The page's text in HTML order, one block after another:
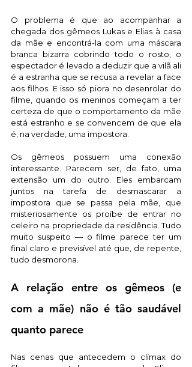
O problema é que ao acompanhar a
chegada dos gêmeos Lukas e Elias à casa
da mãe e encontrá-la com uma máscara
branca bizarra cobrindo todo o rosto, o
espectador é levado a deduzir que a vilã ali
é a estranha que se recusa a revelar a face
aos filhos. E isso só piora no desenrolar do
filme, quando os meninos começam a ter
certeza de que o comportamento da mãe
está estranho e se convencem de que ela
é, na verdade, uma impostora.
Os gêmeos possuem uma conexão
interessante. Parecem ser, de fato, uma
extensão um do outro. Eles embarcam
juntos na tarefa de desmascarar a
impostora que se passa pela mãe, que
misteriosamente os proíbe de entrar no
celeiro na propriedade da residência. Tudo
muito suspeito — o filme parece ter um
final claro e previsível até que, de repente,
tudo desmorona.
A relação entre os gêmeos (e
com a mãe) não é tão saudável
quanto parece
Nas cenas que antecedem o clímax do